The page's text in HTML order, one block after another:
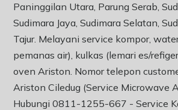
Paninggilan Utara, Parung Serab,
Sudimara Jaya, Sudimara Selatan,
Tajur. Melayani service kompor,
pemanas air), kulkas (lemari es/
oven Ariston. Nomor telepon
Ariston Ciledug (Service Microwave
Hubungi 0811-1255-667 - Service